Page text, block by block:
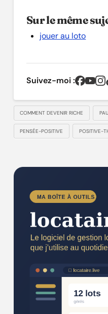
Sur le même
jouer au loto
Suivez-moi :
COMMENT DEVENIR RICHE
PENSÉE-POSITIVE POSITIVE-